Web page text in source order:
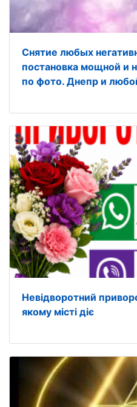
Снятие любых
постановка мощной и
по фото. Днепр и
Невідворотний
якому місті діє